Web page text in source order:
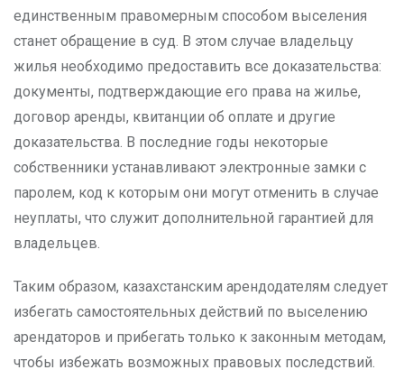
единственным правомерным способом выселения
станет обращение в суд. В этом случае владельцу
жилья необходимо предоставить все доказательства:
документы, подтверждающие его права на жилье,
договор аренды, квитанции об оплате и другие
доказательства. В последние годы некоторые
собственники устанавливают электронные замки с
паролем, код к которым они могут отменить в случае
неуплаты, что служит дополнительной гарантией для
владельцев.
Таким образом, казахстанским арендодателям следует
избегать самостоятельных действий по выселению
арендаторов и прибегать только к законным методам,
чтобы избежать возможных правовых последствий.